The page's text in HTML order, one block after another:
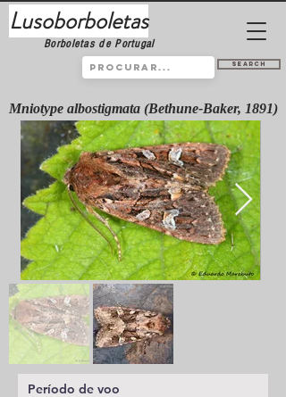
Lusoborboletas
Borboletas de Portugal
Search
Mniotype albostigmata (Bethune-Baker, 1891)
Período de voo